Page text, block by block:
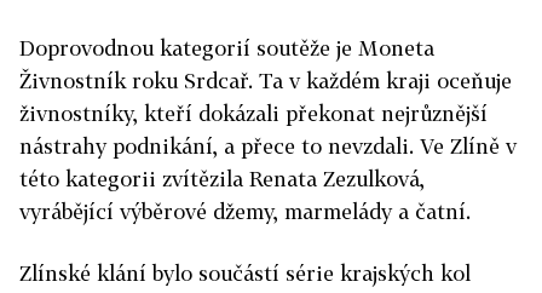
Doprovodnou kategorií soutěže je Moneta
Živnostník roku Srdcař. Ta v každém kraji oceňuje
živnostníky, kteří dokázali překonat nejrůznější
nástrahy podnikání, a přece to nevzdali. Ve Zlíně v
této kategorii zvítězila Renata Zezulková,
vyrábějící výběrové džemy, marmelády a čatní.
Zlínské klání bylo součástí série krajských kol